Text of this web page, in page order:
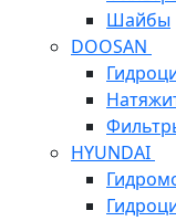
Шайбы
DOOSAN
HYUNDAI